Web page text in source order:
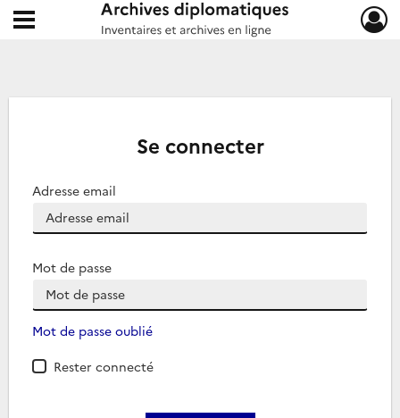
Archives diplomatiques
Ouvrir le menu déroulant
Se connecter
Adresse email
Mot de passe
Mot de passe oublié
Rester connecté